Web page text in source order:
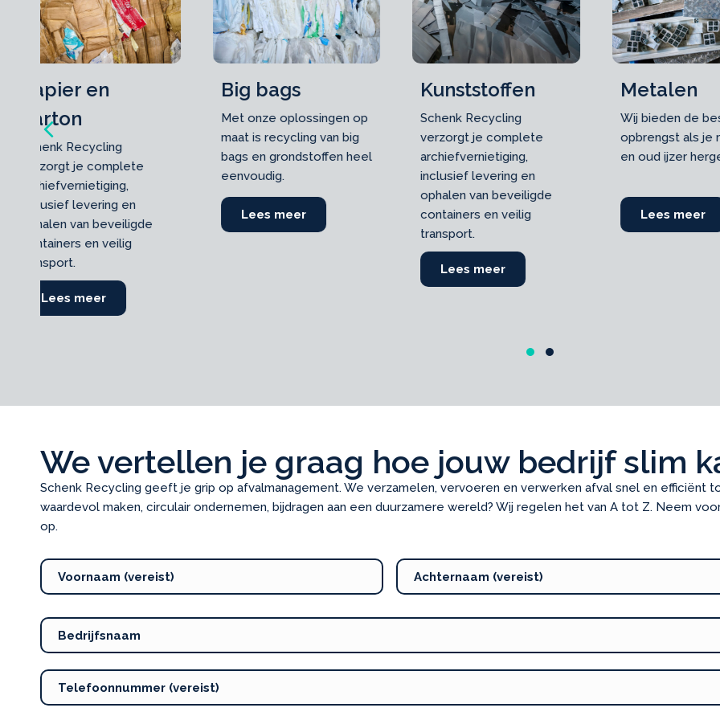
en karton
Big bags
Met onze oplossingen op
bags en grondstoffen heel
eenvoudig.
Lees meer about Big bags
Kunststoffen
Schenk Recycling
verzorgt je complete
archiefvernietiging,
inclusief levering en
ophalen van beveiligde
containers en veilig
transport.
about Kunststoffen
Metalen
Wij bieden de beste
opbrengst als je metalen
en oud ijzer hergebruikt.
Lees meer about Metalen
Pallets
Schenk
verzorgt
ophalen
transport.
Previous
We vertellen je graag hoe jouw bedrijf slim
Schenk Recycling geeft je grip op afvalmanagement. We verzamelen, vervoeren en verwerken afval snel en efficiënt
waardevol maken, circulair ondernemen, bijdragen aan een duurzamere wereld? Wij regelen het van A tot Z. Neem
op.